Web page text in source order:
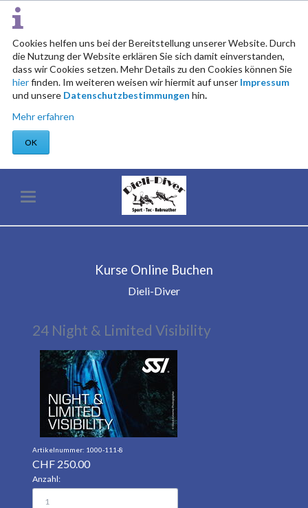
Cookies helfen uns bei der Bereitstellung unserer Website. Durch
die Nutzung der Website erklären Sie sich damit einverstanden,
dass wir Cookies setzen. Mehr Details zu den Cookies können Sie
hierfinden. Im weiteren weisen wir hiermit auf unser Impressum
und unsere Datenschutzbestimmungen hin.
Mehr erfahren
OK
Kurse Online Buchen
Dieli-Diver
24 Night & Limited Visibility
1000-111-8
CHF 250.00
Anzahl: